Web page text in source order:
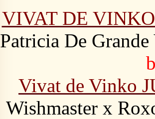
VIVAT DE
Patricia De
Vivat de Vinko
Wishmaster x